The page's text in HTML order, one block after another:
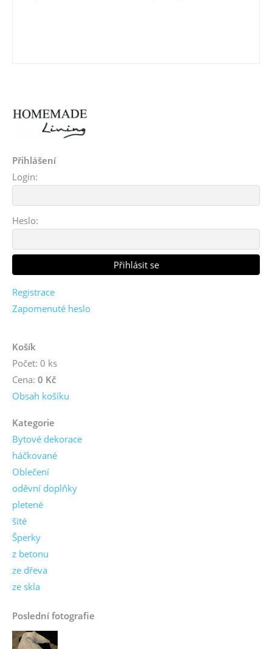
Přihlášení
Login:
Heslo:
Registrace
Zapomenuté heslo
Košík
Počet: 0 ks
Cena: 0 Kč
Obsah košíku
Kategorie
Bytové dekorace
háčkované
Oblečení
oděvní doplňky
pletené
šité
Šperky
z betonu
ze dřeva
ze skla
Poslední fotografie